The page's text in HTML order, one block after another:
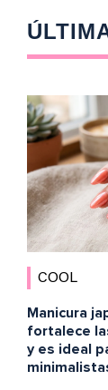
COOL
Manicura
fortalece
y es ideal